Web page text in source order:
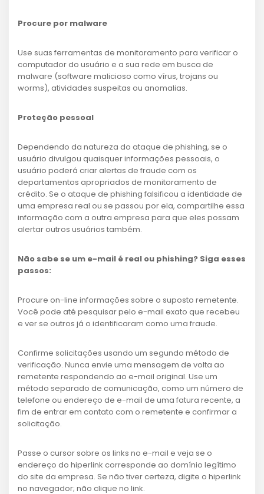
Procure por malware
Use suas ferramentas de monitoramento para verificar o
computador do usuário e a sua rede em busca de
malware (software malicioso como vírus, trojans ou
worms), atividades suspeitas ou anomalias.
Proteção pessoal
Dependendo da natureza do ataque de phishing, se o
usuário divulgou quaisquer informações pessoais, o
usuário poderá criar alertas de fraude com os
departamentos apropriados de monitoramento de
crédito. Se o ataque de phishing falsificou a identidade de
uma empresa real ou se passou por ela, compartilhe essa
informação com a outra empresa para que eles possam
alertar outros usuários também.
Não sabe se um e-mail é real ou phishing? Siga esses
passos:
Procure on-line informações sobre o suposto remetente.
Você pode até pesquisar pelo e-mail exato que recebeu
e ver se outros já o identificaram como uma fraude.
Confirme solicitações usando um segundo método de
verificação. Nunca envie uma mensagem de volta ao
remetente respondendo ao e-mail original. Use um
método separado de comunicação, como um número de
telefone ou endereço de e-mail de uma fatura recente, a
fim de entrar em contato com o remetente e confirmar a
solicitação.
Passe o cursor sobre os links no e-mail e veja se o
endereço do hiperlink corresponde ao domínio legítimo
do site da empresa. Se não tiver certeza, digite o hiperlink
no navegador; não clique no link.